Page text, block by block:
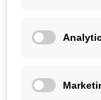
Zber